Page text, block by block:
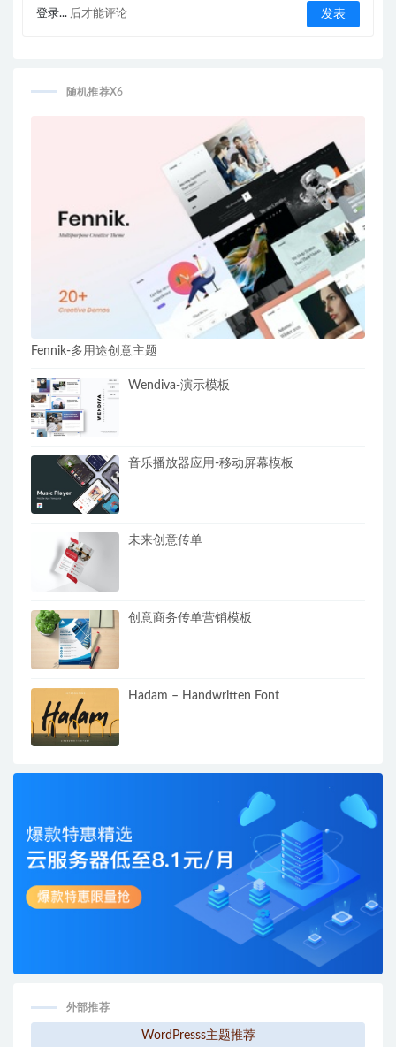
登录... 后才能评论
随机推荐X6
Fennik-多用途创意主题
Wendiva-演示模板
音乐播放器应用-移动屏幕模板
未来创意传单
创意商务传单营销模板
Hadam – Handwritten Font
外部推荐
WordPresss主题推荐